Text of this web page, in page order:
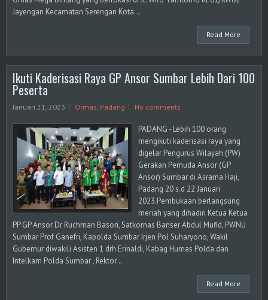
Jayengan Kecamatan Serengan Kota...
Read More
Ikuti Kaderisasi Raya GP Ansor Sumbar Lebih Dari 100
Peserta
Januari 21, 2023 Ormas Padang No comments
PADANG - Lebih 100 orang
mengikuti kaderisasi raya yang
digelar Pengurus Wilayah (PW)
Gerakan Pemuda Ansor (GP
Ansor) Sumbar di Asrama Haji,
Padang 20 s.d 22 Januari
2023.Pembukaan berlangsung
meriah yang dihadiri Ketua Ketua
PP GP Ansor Dr Ruchman Basori, Satkornas Banser Abdul Mufid, PWNU
Sumbar Prof Ganefri, Kapolda Sumbar Irjen Pol Suharyono, Wakil
Gubernur diwakili Asisten 1 drh.Erinaldi, Kabag Humas Polda dan
Intelkam Polda Sumbar , Rektor...
Read More